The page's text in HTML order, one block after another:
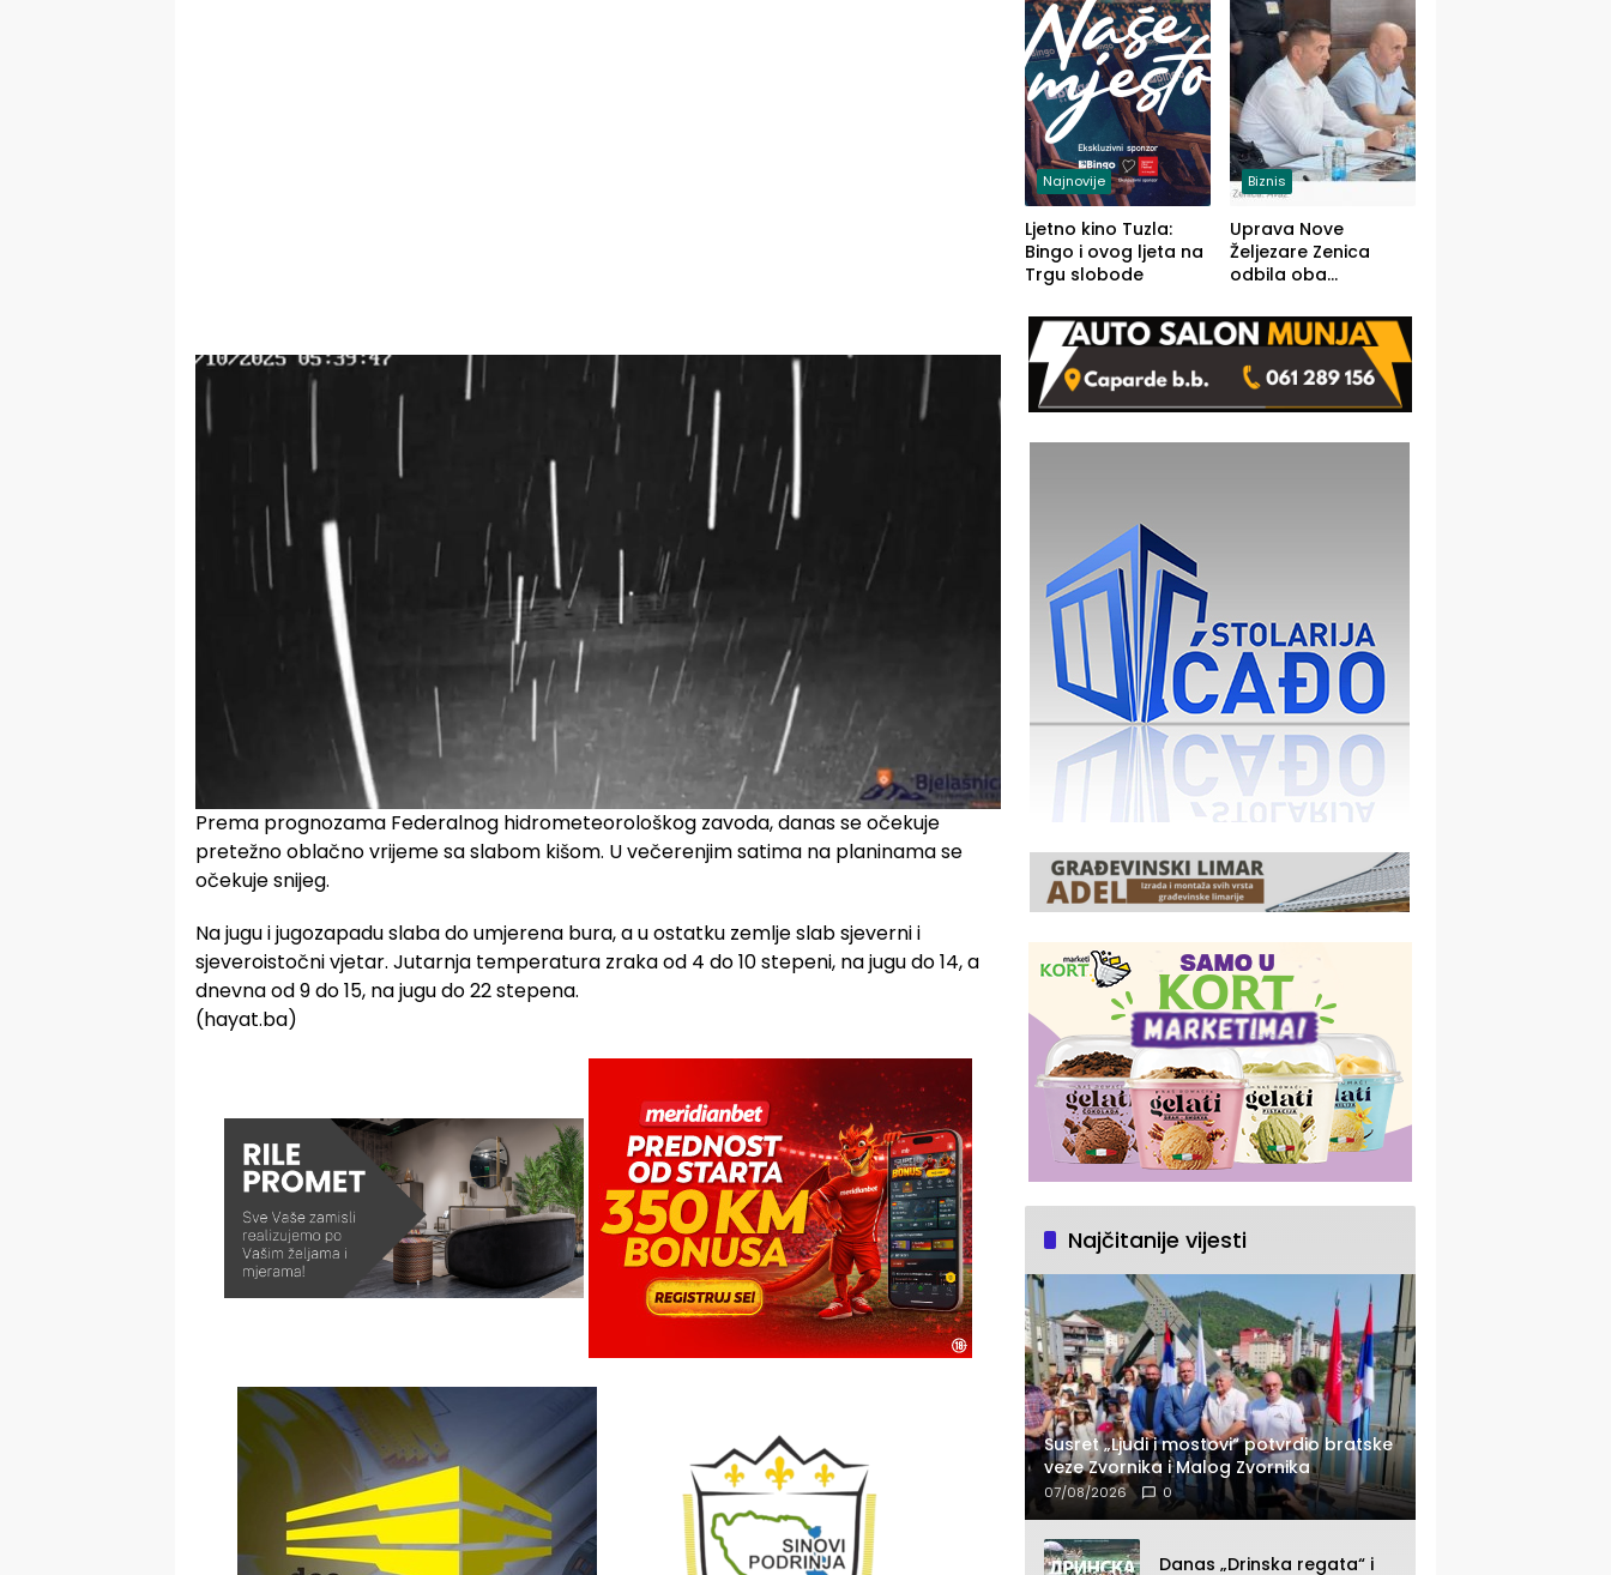
Prema prognozama Federalnog hidrometeorološkog zavoda, danas se očekuje
pretežno oblačno vrijeme sa slabom kišom. U večerenjim satima na planinama se
očekuje snijeg.
Na jugu i jugozapadu slaba do umjerena bura, a u ostatku zemlje slab sjeverni i
sjeveroistočni vjetar. Jutarnja temperatura zraka od 4 do 10 stepeni, na jugu do 14, a
dnevna od 9 do 15, na jugu do 22 stepena.
(hayat.ba)
Najnovije
Ljetno kino Tuzla:
Bingo i ovog ljeta na
Trgu slobode
Biznis
Uprava Nove
Željezare Zenica
odbila oba
FBiH: Ustrajni da je
stečaj jedino rješenje
Najčitanije vijesti
Susret „Ljudi i mostovi“ potvrdio bratske
veze Zvornika i Malog Zvornika
07/08/2026 0
Danas „Drinska regata“ i